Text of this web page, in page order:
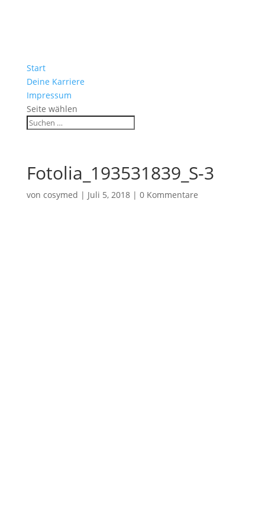
Start
Deine Karriere
Impressum
Seite wählen
Fotolia_193531839_S-3
von cosymed | Juli 5, 2018| 0 Kommentare